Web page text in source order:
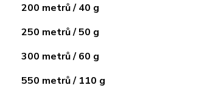
200 metrů / 40 g
250 metrů / 50 g
300 metrů / 60 g
550 metrů / 110 g